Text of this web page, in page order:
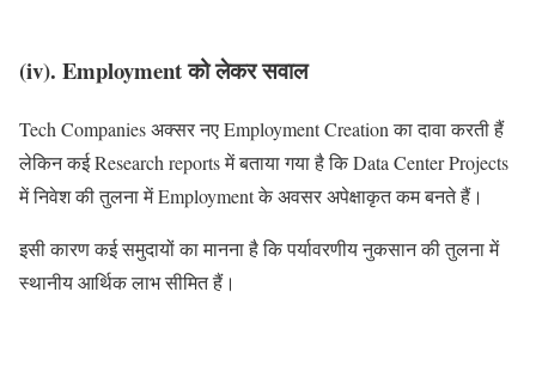
(iv). Employment को लेकर सवाल
Tech Companies अक्सर नए Employment Creation का दावा करती हैं
लेकिन कई Research reports में बताया गया है कि Data Center Projects
में निवेश की तुलना में Employment के अवसर अपेक्षाकृत कम बनते हैं।
इसी कारण कई समुदायों का मानना है कि पर्यावरणीय नुकसान की तुलना में
स्थानीय आर्थिक लाभ सीमित हैं।